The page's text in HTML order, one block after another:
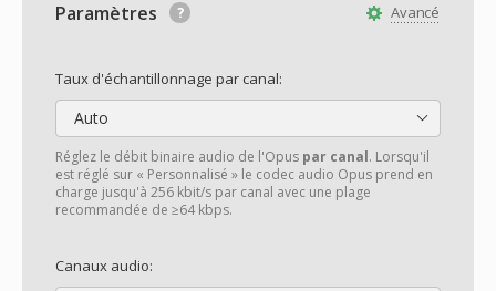
Avancé
Paramètres
Taux d'échantillonnage par canal:
Auto
Réglez le débit binaire audio de l'Opus par canal. Lorsqu'il
est réglé sur « Personnalisé » le codec audio Opus prend en
charge jusqu'à 256 kbit/s par canal avec une plage
recommandée de ≥64 kbps.
Canaux audio: